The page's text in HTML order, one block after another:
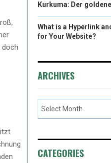
doch
Kurkuma: Der
What is a Hyperlink
for Your Website?
ARCHIVES
CATEGORIES